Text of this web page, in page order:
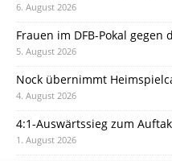
6. August 2026
Frauen im DFB-Pokal gegen
5. August 2026
Nock übernimmt
4. August 2026
4:1-Auswärtssieg zum
1. August 2026